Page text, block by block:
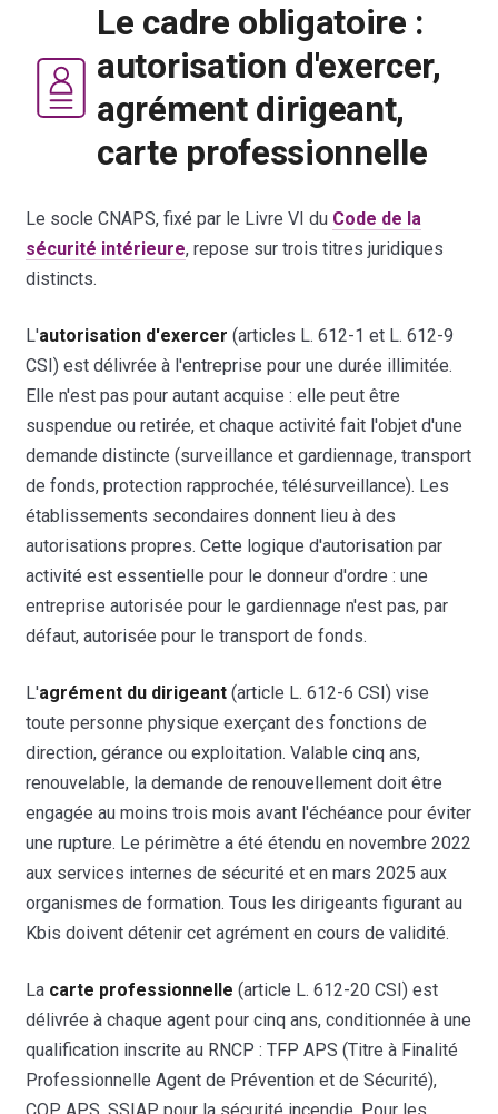
Le cadre obligatoire :
autorisation d'exercer,
agrément dirigeant,
carte professionnelle
Le socle CNAPS, fixé par le Livre VI du Code de la
sécurité intérieure, repose sur trois titres juridiques
distincts.
L'autorisation d'exercer (articles L. 612-1 et L. 612-9
CSI) est délivrée à l'entreprise pour une durée illimitée.
Elle n'est pas pour autant acquise : elle peut être
suspendue ou retirée, et chaque activité fait l'objet d'une
demande distincte (surveillance et gardiennage, transport
de fonds, protection rapprochée, télésurveillance). Les
établissements secondaires donnent lieu à des
autorisations propres. Cette logique d'autorisation par
activité est essentielle pour le donneur d'ordre : une
entreprise autorisée pour le gardiennage n'est pas, par
défaut, autorisée pour le transport de fonds.
L'agrément du dirigeant (article L. 612-6 CSI) vise
toute personne physique exerçant des fonctions de
direction, gérance ou exploitation. Valable cinq ans,
renouvelable, la demande de renouvellement doit être
engagée au moins trois mois avant l'échéance pour éviter
une rupture. Le périmètre a été étendu en novembre 2022
aux services internes de sécurité et en mars 2025 aux
organismes de formation. Tous les dirigeants figurant au
Kbis doivent détenir cet agrément en cours de validité.
La carte professionnelle (article L. 612-20 CSI) est
délivrée à chaque agent pour cinq ans, conditionnée à une
qualification inscrite au RNCP : TFP APS (Titre à Finalité
Professionnelle Agent de Prévention et de Sécurité),